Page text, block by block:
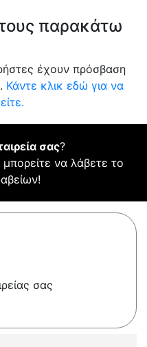
παρακάτω
έχουν πρόσβαση
Κάντε κλικ εδώ για να
σας?
να λάβετε το
σας